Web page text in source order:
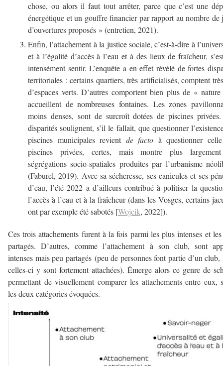
chose, ou alors il faut tout arrêter, parce que c’est une
énergétique et un gouffre financier par rapport au nombre de
d’ouvertures proposés » (entretien, 2021).
Enfin, l’attachement à la justice sociale, c’est-à-dire à
et à l’égalité d’accès à l’eau et à des lieux de fraîcheur,
intensément sentir. L’enquête a en effet révélé de fortes
territoriales : certains quartiers, très artificialisés, comptent
d’espaces verts. D’autres comportent bien plus de «
accueillent de nombreuses fontaines. Les zones
moins denses, sont de surcroît dotées de piscines
disparités soulignent, s’il le fallait, que questionner
piscines municipales revient de facto à questionner
piscines privées, certes, mais montre plus
ségrégations socio-spatiales produites par l’urbanisme
(Faburel, 2019). Avec sa sécheresse, ses canicules et ses
d’eau, l’été 2022 a d’ailleurs contribué à politiser la
l’accès à l’eau et à la fraîcheur (dans les Vosges, certains
ont par exemple été sabotés [Wojcik, 2022]).
Ces trois attachements furent à la fois parmi les plus intenses et
partagés. D’autres, comme l’attachement à son club, sont
intenses mais peu partagés (peu de personnes font partie d’un club,
celles-ci y sont fortement attachées). Émerge alors ce genre de
permettant de visuellement comparer les attachements entre eux,
les deux catégories évoquées.